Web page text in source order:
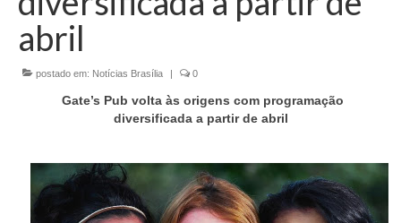
Contato
Currículo
abril
postado em: Notícias Brasília | 0
Gate’s Pub volta às origens com programação
diversificada a partir de abril